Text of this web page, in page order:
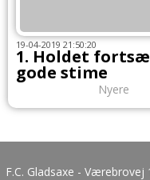
19-04-2019 21:50:20
1. Holdet
gode stime
Nyere
F.C. Gladsaxe -